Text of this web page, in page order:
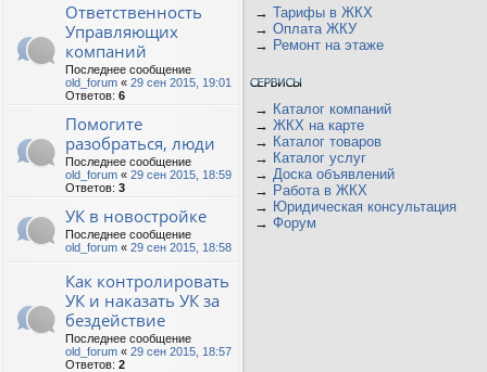
Ответственность
Управляющих
компаний
Последнее сообщение
old_forum « 29 сен 2015, 19:01
Ответов: 6
Помогите
разобраться, люди
Последнее сообщение
old_forum « 29 сен 2015, 18:59
Ответов: 3
УК в новостройке
Последнее сообщение
old_forum « 29 сен 2015, 18:58
Как контролировать
УК и наказать УК за
бездействие
Последнее сообщение
old_forum « 29 сен 2015, 18:57
Ответов: 2
→ Тарифы в ЖКХ
→ Оплата ЖКУ
→ Ремонт на этаже
→ Каталог компаний
→ ЖКХ на карте
→ Каталог товаров
→ Каталог услуг
→ Доска объявлений
→ Работа в ЖКХ
→ Юридическая консультация
→ Форум